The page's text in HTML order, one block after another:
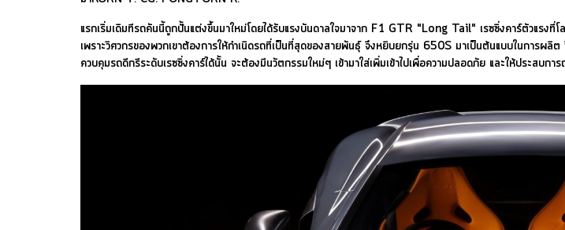
แรกเริ่มเดิมทีรถคันนี้ถูกปั้นแต่งขึ้นมาใหม่โดยได้รับแรงบันดาลใจมาจาก F1 GTR "Long Tail" เรซซิ่งคาร์ตัวแร
เพราะวิศวกรของพวกเขาต้องการให้กำเนิดรถที่เป็นที่สุดของสายพันธุ์ จึงหยิบยกรุ่น 650S มาเป็นต้นแบบในการผลิ
ควบคุมรถดีกรีระดับเรซซิ่งคาร์ได้นั้น จะต้องมีนวัตกรรมใหม่ๆ เข้ามาใส่เพิ่มเข้าไปเพื่อความปลอดภัย และให้ประสบกา